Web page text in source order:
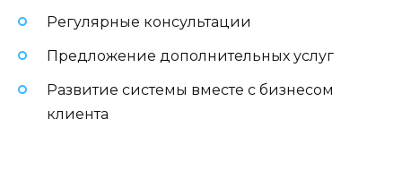
Регулярные консультации
Предложение дополнительных услуг
Развитие системы вместе с бизнесом
клиента